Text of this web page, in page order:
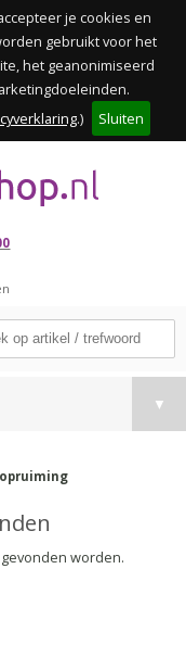
je cookies en
gebruikt voor het
het geanonimiseerd
.) Sluiten
▼
worden.